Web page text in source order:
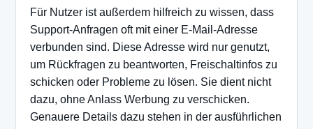
Für Nutzer ist außerdem hilfreich zu wissen, dass
Support-Anfragen oft mit einer E-Mail-Adresse
verbunden sind. Diese Adresse wird nur genutzt,
um Rückfragen zu beantworten, Freischaltinfos zu
schicken oder Probleme zu lösen. Sie dient nicht
dazu, ohne Anlass Werbung zu verschicken.
Genauere Details dazu stehen in der ausführlichen